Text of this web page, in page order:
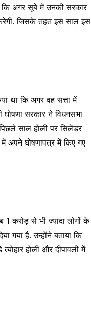
अगर सूबे में उनकी सरकार
करेगी. जिसके तहत इस साल इस
था कि अगर वह सत्ता में
सरकार ने विधनसभा
साल होली पर सिलेंडर
अपने घोषणापत्र में किए गए
1 करोड़ से भी ज्यादा लोगों के
गया है. उन्होंने बताया कि
होली और दीपावली में